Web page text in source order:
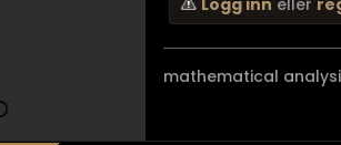
Logg inn eller
mathematical